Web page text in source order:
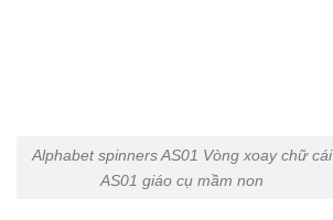
Alphabet spinners AS01 Vòng xoay chữ cái
AS01 giáo cụ mầm non